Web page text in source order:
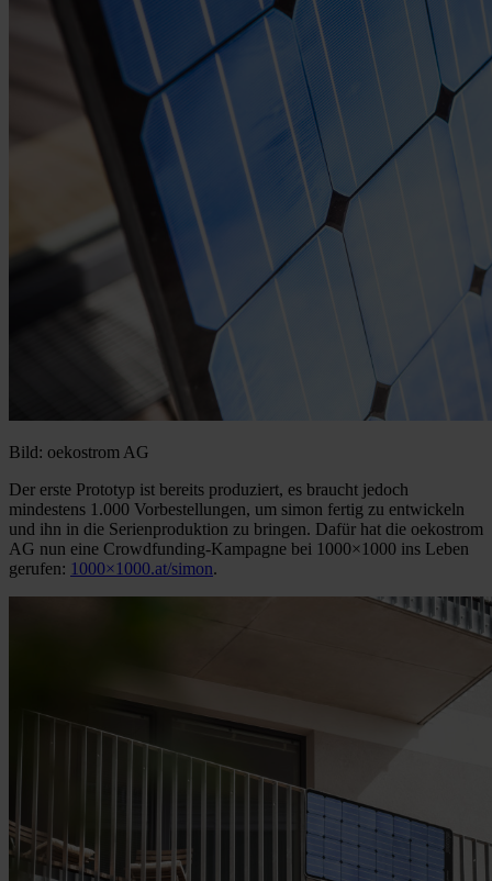
Bild: oekostrom AG
Der erste Prototyp ist bereits produziert, es braucht jedoch
mindestens 1.000 Vorbestellungen, um simon fertig zu entwickeln
und ihn in die Serienproduktion zu bringen. Dafür hat die oekostrom
AG nun eine Crowdfunding-Kampagne bei 1000×1000 ins Leben
gerufen: 1000×1000.at/simon.